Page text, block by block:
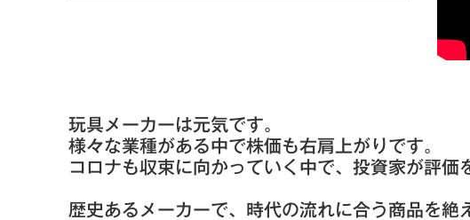
玩具メーカーは元気です。
様々な業種がある中で株価も右肩上がりです。
コロナも収束に向かっていく中で、投資家が評価
歴史あるメーカーで、時代の流れに合う商品を絶